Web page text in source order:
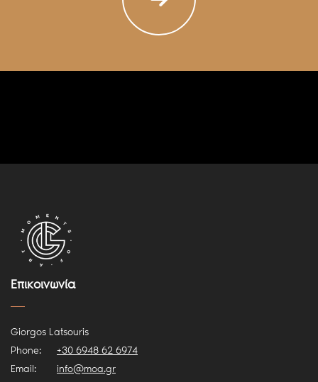
Επικοινωνία
Giorgos Latsouris
Phone:
+30 6948 62 6974
Email:
info@moa.gr